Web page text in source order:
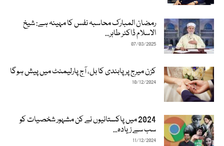
رمضان المبارک محاسبہ نفس کا مہینہ ہے: شیخ
الاسلام ڈاکٹر طاہر...
07/03/2025
کزن میرج پر پابندی کا بل، آج پارلیمنٹ میں پیش ہوگا
10/12/2024
2024 میں پاکستانیوں نے کن مشہور شخصیات کو
سب سے زیادہ...
11/12/2024